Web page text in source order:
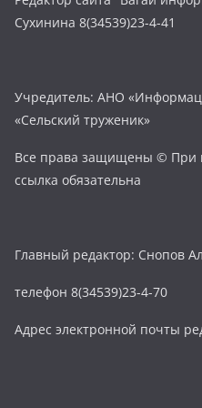
Сухинина 8(34539)23-4-41
Учредитель: АНО
«Сельский труженик»
Все права защищены © При
ссылка обязательна
Главный редактор: Снопов
телефон 8(34539)23-4-70
Адрес электронной почты